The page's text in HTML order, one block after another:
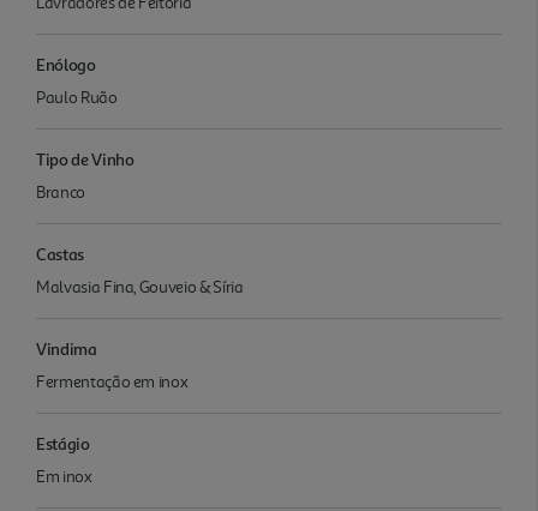
Enólogo
Paulo Ruão
Tipo de Vinho
Branco
Castas
Malvasia Fina, Gouveio & Síria
Vindima
Fermentação em inox
Estágio
Em inox